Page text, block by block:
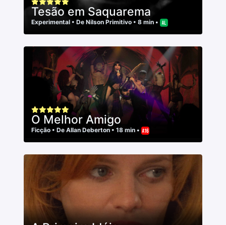
Tesão em Saquarema
Experimental • De Nilson Primitivo • 8 min •
O Melhor Amigo
Ficção • De Allan Deberton • 18 min •